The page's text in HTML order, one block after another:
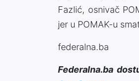
Fazlić, osnivač
jer u POMAK-u
federalna.ba
Federalna.ba